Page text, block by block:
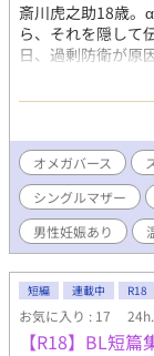
斎川虎之助18歳。
ら、それを隠して
日、過剰防衛が原
す迄は一人で生き
の素行の悪さは有
あった。 血眼に
う旅館の住み込み
る上に都内から離
とても都合がいい
らず嘉生館で女
描写(挿入あり)☆
ートなオメガバー
しまいましたが、
しくお願い致しま
オメガバース
シングルマザー
男性妊娠あり
短編 連載中 R18
お気に入り : 17
【R18】BL短篇